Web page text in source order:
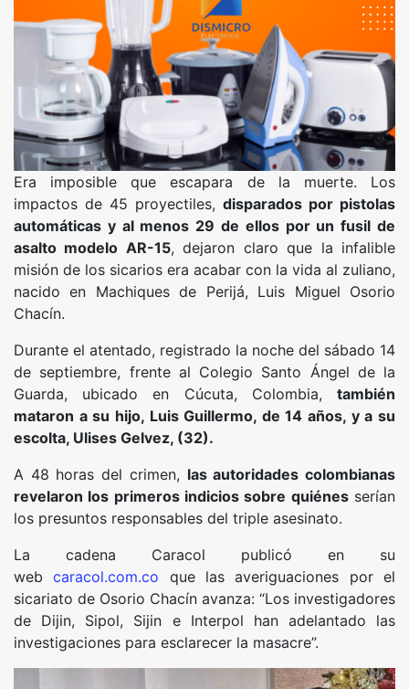
Era imposible que escapara de la muerte. Los
impactos de 45 proyectiles, disparados por pistolas
automáticas y al menos 29 de ellos por un fusil de
asalto modelo AR-15, dejaron claro que la infalible
misión de los sicarios era acabar con la vida al zuliano,
nacido en Machiques de Perijá, Luis Miguel Osorio
Chacín.
Durante el atentado, registrado la noche del sábado 14
de septiembre, frente al Colegio Santo Ángel de la
Guarda, ubicado en Cúcuta, Colombia, también
mataron a su hijo, Luis Guillermo, de 14 años, y a su
escolta, Ulises Gelvez, (32).
A 48 horas del crimen, las autoridades colombianas
revelaron los primeros indicios sobre quiénesserían
los presuntos responsables del triple asesinato.
La cadena Caracol publicó en su
webcaracol.com.co que las averiguaciones por el
sicariato de Osorio Chacín avanza: “Los investigadores
de Dijin, Sipol, Sijin e Interpol han adelantado las
investigaciones para esclarecer la masacre”.